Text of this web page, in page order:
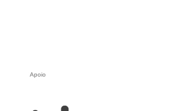
Apoio